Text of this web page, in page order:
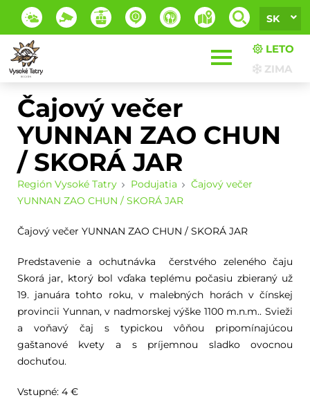
SK
LETO
ZIMA
Čajový večer
YUNNAN ZAO CHUN
/ SKORÁ JAR
Región Vysoké Tatry Podujatia
Čajový večer
YUNNAN ZAO CHUN / SKORÁ JAR
Čajový večer YUNNAN ZAO CHUN / SKORÁ JAR
Predstavenie a ochutnávka čerstvého zeleného čaju
Skorá jar, ktorý bol vďaka teplému počasiu zbieraný už
19. januára tohto roku, v malebných horách v čínskej
provincii Yunnan, v nadmorskej výške 1100 m.n.m.. Svieži
a voňavý čaj s typickou vôňou pripomínajúcou
gaštanové kvety a s príjemnou sladko ovocnou
dochuťou.
Vstupné: 4 €